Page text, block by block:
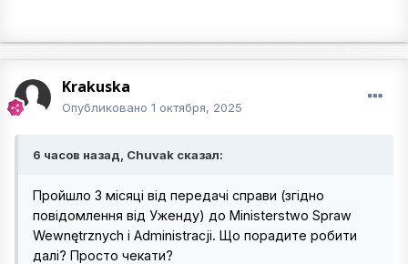
Krakuska
Опубликовано 1 октября, 2025
6 часов назад, Chuvak сказал:
Пройшло 3 місяці від передачі справи (згідно
повідомлення від Уженду) до Ministerstwo Spraw
Wewnętrznych i Administracji. Що порадите робити
далі? Просто чекати?